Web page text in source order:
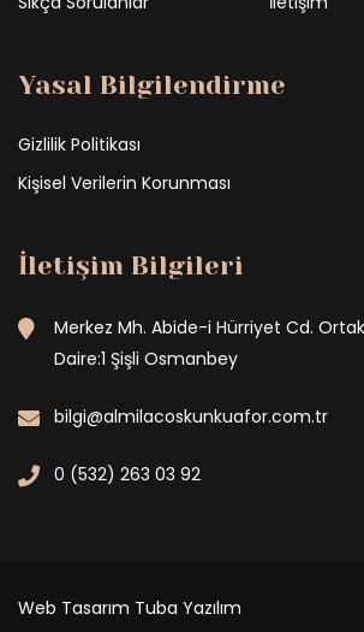
Yasal Bilgilendirme
Gizlilik Politikası
Kişisel Verilerin Korunması
İletişim Bilgileri
Merkez Mh. Abide-i Hürriyet Cd.
Daire:1 Şişli Osmanbey
bilgi@almilacoskunkuafor.com.tr
0 (532) 263 03 92
Web Tasarım Tuba Yazılım